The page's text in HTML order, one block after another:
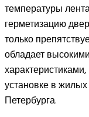
температуры
герметизацию
только
обладает
установке в
Петербурга.